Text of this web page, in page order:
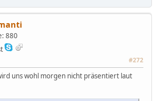
880
#272
uns wohl morgen nicht präsentiert laut